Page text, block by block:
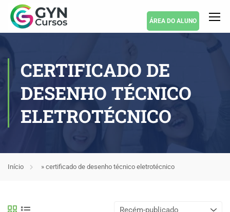
ÁREA DO ALUNO
CERTIFICADO DE
DESENHO TÉCNICO
ELETROTÉCNICO
Início » certificado de desenho técnico eletrotécnico